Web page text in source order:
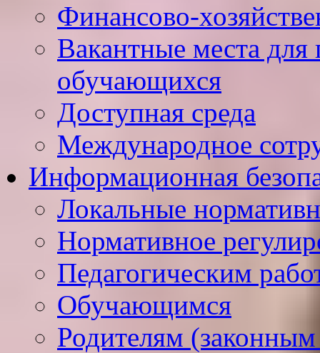
Финансово-
Вакантные места для
обучающихся
Доступная среда
Международное
Информационная
Локальные
Нормативное
Педагогическим
Обучающимся
Родителям